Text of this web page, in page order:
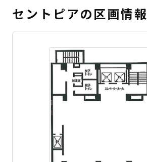
セントピアの区画情報